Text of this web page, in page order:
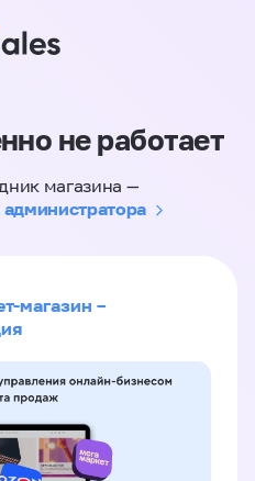
не работает
магазина —
магазин –